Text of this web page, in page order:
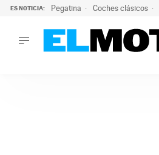
ES NOTICIA: Pegatina Coches clásicos